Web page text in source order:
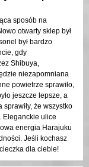
sposób na
otwarty sklep był
był bardzo
gdy
Shibuya,
niezapomniana
powietrze sprawiło,
jeszcze lepsze, a
sprawiły, że wszystko
Eleganckie ulice
energia Harajuku
Jeśli kochasz
dla ciebie!